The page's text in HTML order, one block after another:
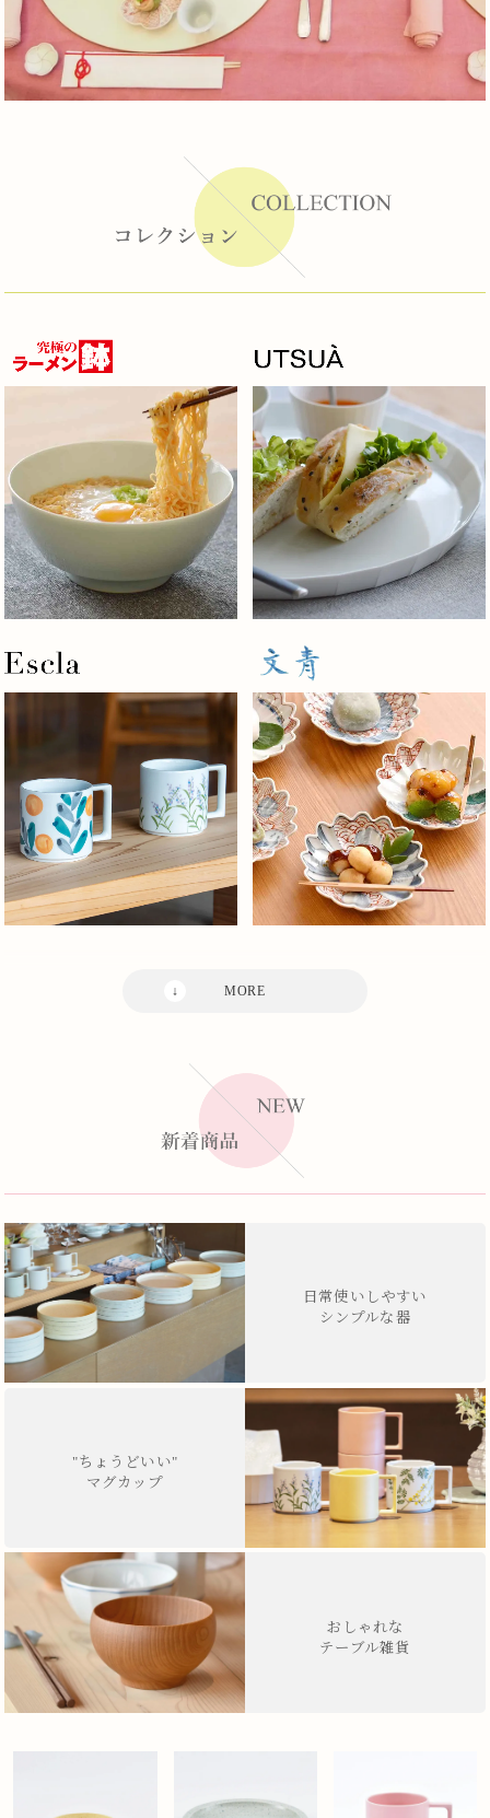
日常使いしやすい
シンプルな器
"ちょうどいい"
マグカップ
おしゃれな
テーブル雑貨